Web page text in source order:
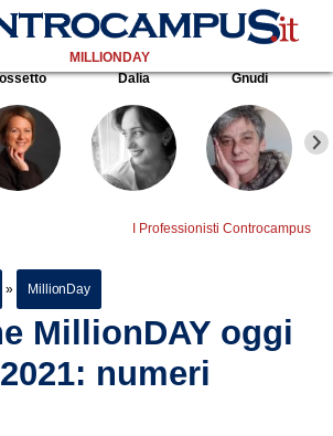
MILLIONDAY
Dalia Gnudi
I Professionisti Controcampus
» MillionDay
MillionDAY oggi
numeri